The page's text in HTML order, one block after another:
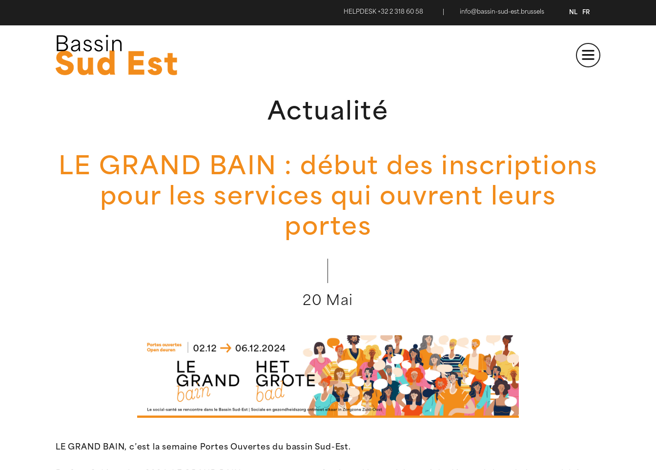
HELPDESK +32 2 318 60 58 info@bassin-sud-est.brussels NL FR
Actualité
LE GRAND BAIN : début des inscriptions
pour les services qui ouvrent leurs
portes
20 Mai
LE GRAND BAIN, c’est la semaine Portes Ouvertes du bassin Sud-Est.